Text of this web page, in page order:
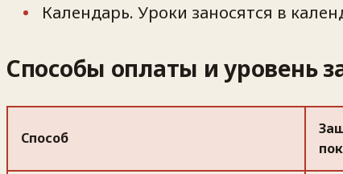
Календарь. Уроки заносятся в
Способы оплаты и уровень
Способ